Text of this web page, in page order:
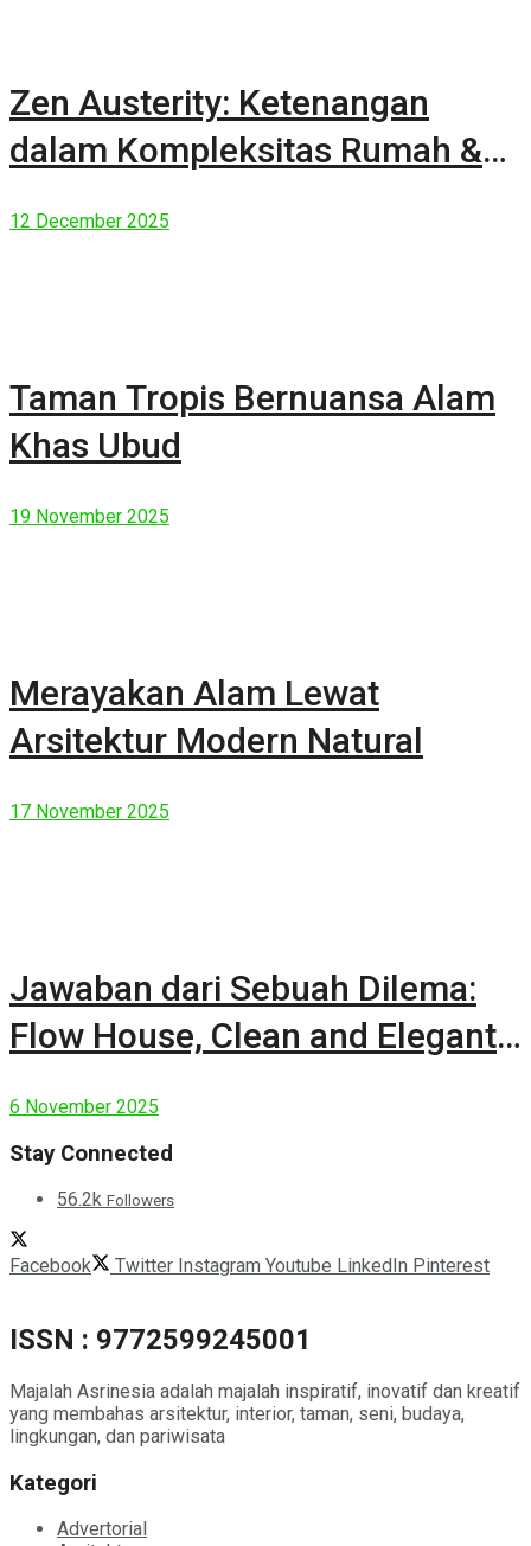
Zen Austerity: Ketenangan
dalam Kompleksitas Rumah &
12 December 2025
Taman Tropis Bernuansa Alam
Khas Ubud
19 November 2025
Merayakan Alam Lewat
Arsitektur Modern Natural
17 November 2025
Jawaban dari Sebuah Dilema:
Flow House, Clean and Elegant
6 November 2025
Stay Connected
56.2k Followers
Facebook Twitter Instagram Youtube LinkedIn Pinterest
ISSN : 9772599245001
Majalah Asrinesia adalah majalah inspiratif, inovatif dan kreatif
yang membahas arsitektur, interior, taman, seni, budaya,
lingkungan, dan pariwisata
Kategori
Advertorial